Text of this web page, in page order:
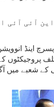
آئی آئی
ٹیکنالوجی
کے
کے شعبے میں